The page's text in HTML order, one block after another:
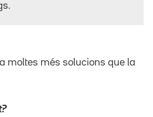
moltes més solucions que la